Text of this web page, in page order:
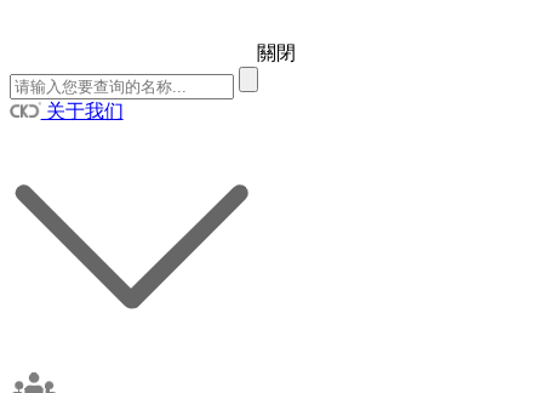
關閉
关于我们